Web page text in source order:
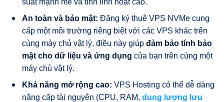
suất mạnh mẽ và tính linh hoạt cao.
An toàn và bảo mật: Đăng ký thuê VPS NVMe cung
cấp một môi trường riêng biệt với các VPS khác trên
cùng máy chủ vật lý, điều này giúp đảm bảo tính bảo
mật cho dữ liệu và ứng dụng của bạn trên cùng một
máy chủ vật lý.
Khả năng mở rộng cao: VPS Hosting có thể dễ dàng
nâng cấp tài nguyên (CPU, RAM, dung lượng lưu